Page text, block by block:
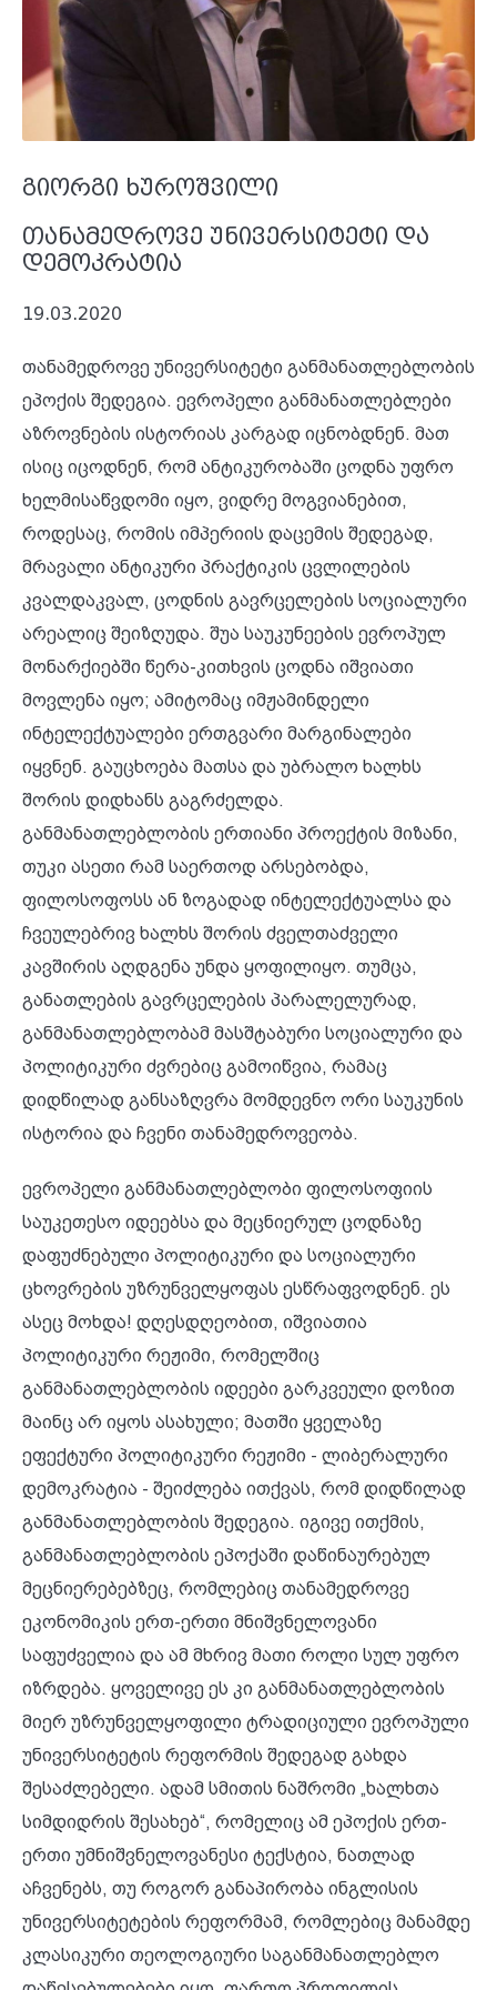
გიორგი ხუროშვილი
თანამედროვე უნივერსიტეტი და
დემოკრატია
19.03.2020
თანამედროვე უნივერსიტეტი განმანათლებლობის
ეპოქის შედეგია. ევროპელი განმანათლებლები
აზროვნების ისტორიას კარგად იცნობდნენ. მათ
ისიც იცოდნენ, რომ ანტიკურობაში ცოდნა უფრო
ხელმისაწვდომი იყო, ვიდრე მოგვიანებით,
როდესაც, რომის იმპერიის დაცემის შედეგად,
მრავალი ანტიკური პრაქტიკის ცვლილების
კვალდაკვალ, ცოდნის გავრცელების სოციალური
არეალიც შეიზღუდა. შუა საუკუნეების ევროპულ
მონარქიებში წერა-კითხვის ცოდნა იშვიათი
მოვლენა იყო; ამიტომაც იმჟამინდელი
ინტელექტუალები ერთგვარი მარგინალები
იყვნენ. გაუცხოება მათსა და უბრალო ხალხს
შორის დიდხანს გაგრძელდა.
განმანათლებლობის ერთიანი პროექტის მიზანი,
თუკი ასეთი რამ საერთოდ არსებობდა,
ფილოსოფოსს ან ზოგადად ინტელექტუალსა და
ჩვეულებრივ ხალხს შორის ძველთაძველი
კავშირის აღდგენა უნდა ყოფილიყო. თუმცა,
განათლების გავრცელების პარალელურად,
განმანათლებლობამ მასშტაბური სოციალური და
პოლიტიკური ძვრებიც გამოიწვია, რამაც
დიდწილად განსაზღვრა მომდევნო ორი საუკუნის
ისტორია და ჩვენი თანამედროვეობა.
ევროპელი განმანათლებლობი ფილოსოფიის
საუკეთესო იდეებსა და მეცნიერულ ცოდნაზე
დაფუძნებული პოლიტიკური და სოციალური
ცხოვრების უზრუნველყოფას ესწრაფვოდნენ. ეს
ასეც მოხდა! დღესდღეობით, იშვიათია
პოლიტიკური რეჟიმი, რომელშიც
განმანათლებლობის იდეები გარკვეული დოზით
მაინც არ იყოს ასახული; მათში ყველაზე
ეფექტური პოლიტიკური რეჟიმი - ლიბერალური
დემოკრატია - შეიძლება ითქვას, რომ დიდწილად
განმანათლებლობის შედეგია. იგივე ითქმის,
განმანათლებლობის ეპოქაში დაწინაურებულ
მეცნიერებებზეც, რომლებიც თანამედროვე
ეკონომიკის ერთ-ერთი მნიშვნელოვანი
საფუძველია და ამ მხრივ მათი როლი სულ უფრო
იზრდება. ყოველივე ეს კი განმანათლებლობის
მიერ უზრუნველყოფილი ტრადიციული ევროპული
უნივერსიტეტის რეფორმის შედეგად გახდა
შესაძლებელი. ადამ სმითის ნაშრომი „ხალხთა
სიმდიდრის შესახებ“, რომელიც ამ ეპოქის ერთ-
ერთი უმნიშვნელოვანესი ტექსტია, ნათლად
აჩვენებს, თუ როგორ განაპირობა ინგლისის
უნივერსიტეტების რეფორმამ, რომლებიც მანამდე
კლასიკური თეოლოგიური საგანმანათლებლო